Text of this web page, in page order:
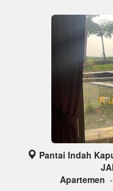
Pantai Indah
Apartemen -